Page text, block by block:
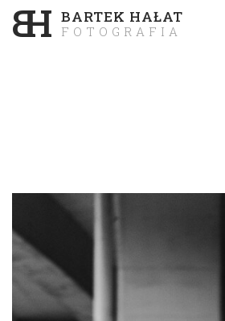
BH BARTEK HAŁAT
FOTOGRAFIA